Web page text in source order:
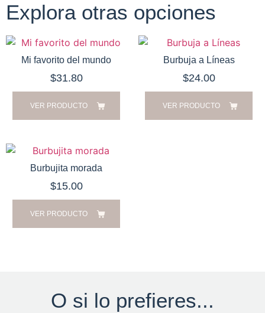
Explora otras opciones
Mi favorito del mundo
$31.80
VER PRODUCTO
Burbuja a Líneas
$24.00
VER PRODUCTO
Burbujita morada
$15.00
VER PRODUCTO
O si lo prefieres...